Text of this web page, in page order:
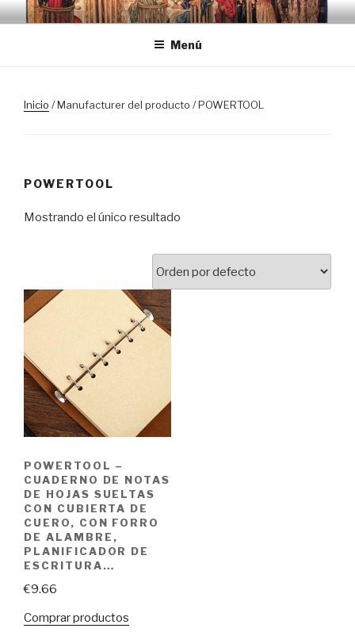
Saltar
al
Menú
Inicio / Manufacturer del producto / POWERTOOL
POWERTOOL
Mostrando el único resultado
POWERTOOL –
CUADERNO DE NOTAS
DE HOJAS SUELTAS
CON CUBIERTA DE
CUERO, CON FORRO
DE ALAMBRE,
PLANIFICADOR DE
ESCRITURA…
€9.66
Comprar productos